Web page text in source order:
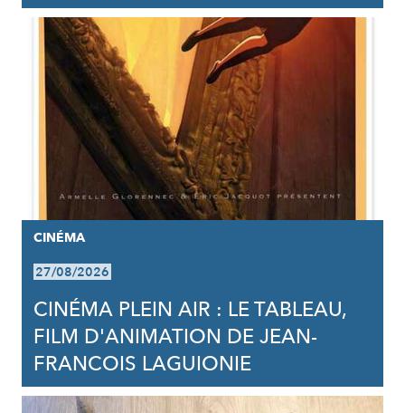
CINÉMA
27/08/2026
CINÉMA PLEIN AIR : LE TABLEAU,
FILM D'ANIMATION DE JEAN-
FRANCOIS LAGUIONIE